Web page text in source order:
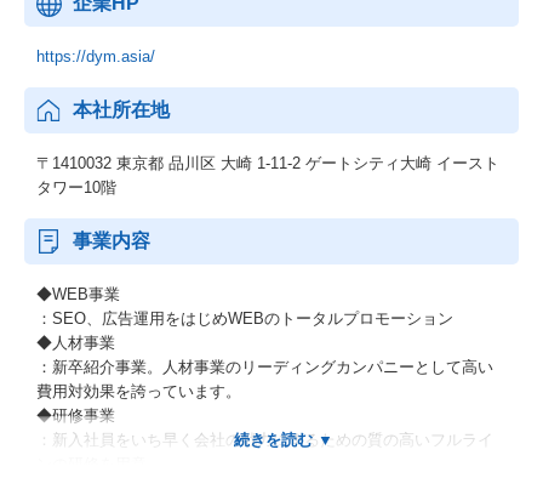
https://dym.asia/
本社所在地
〒1410032 東京都 品川区 大崎 1-11-2 ゲートシティ大崎 イースト
タワー10階
事業内容
◆WEB事業
：SEO、広告運用をはじめWEBのトータルプロモーション
◆人材事業
：新卒紹介事業。人材事業のリーディングカンパニーとして高い
費用対効果を誇っています。
◆研修事業
：新入社員をいち早く会社の戦力にするための質の高いフルライ